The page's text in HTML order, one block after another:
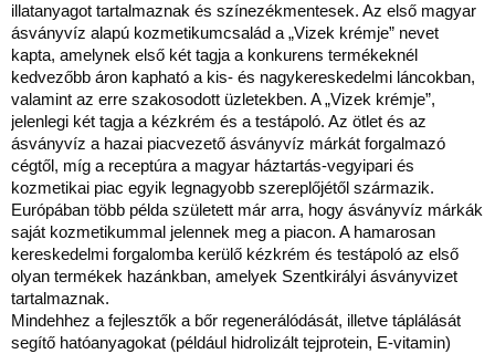
illatanyagot tartalmaznak és színezékmentesek. Az első magyar
ásványvíz alapú kozmetikumcsalád a „Vizek krémje” nevet
kapta, amelynek első két tagja a konkurens termékeknél
kedvezőbb áron kapható a kis- és nagykereskedelmi láncokban,
valamint az erre szakosodott üzletekben. A „Vizek krémje”,
jelenlegi két tagja a kézkrém és a testápoló. Az ötlet és az
ásványvíz a hazai piacvezető ásványvíz márkát forgalmazó
cégtől, míg a receptúra a magyar háztartás-vegyipari és
kozmetikai piac egyik legnagyobb szereplőjétől származik.
Európában több példa született már arra, hogy ásványvíz márkák
saját kozmetikummal jelennek meg a piacon. A hamarosan
kereskedelmi forgalomba kerülő kézkrém és testápoló az első
olyan termékek hazánkban, amelyek Szentkirályi ásványvizet
tartalmaznak.
Mindehhez a fejlesztők a bőr regenerálódását, illetve táplálását
segítő hatóanyagokat (például hidrolizált tejprotein, E-vitamin)